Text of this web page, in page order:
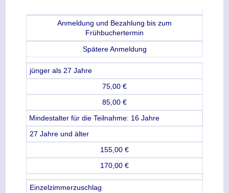
Anmeldung und Bezahlung bis zum
Frühbuchertermin
Spätere Anmeldung
jünger als 27 Jahre
75,00 €
85,00 €
Mindestalter für die Teilnahme: 16 Jahre
27 Jahre und älter
155,00 €
170,00 €
Einzelzimmerzuschlag